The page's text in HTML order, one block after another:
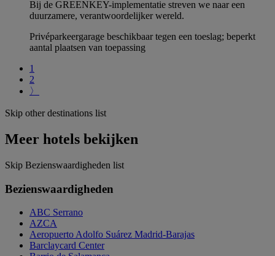
Bij de GREENKEY-implementatie streven we naar een
duurzamere, verantwoordelijker wereld.
Privéparkeergarage beschikbaar tegen een toeslag; beperkt
aantal plaatsen van toepassing
1
2
〉
Skip other destinations list
Meer hotels bekijken
Skip Bezienswaardigheden list
Bezienswaardigheden
ABC Serrano
AZCA
Aeropuerto Adolfo Suárez Madrid-Barajas
Barclaycard Center